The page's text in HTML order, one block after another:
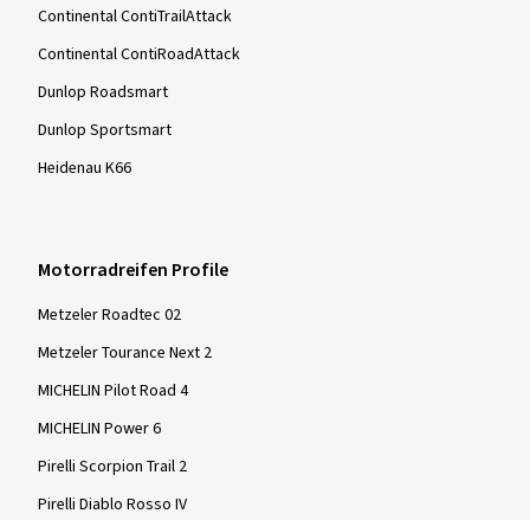
Continental ContiTrailAttack
Continental ContiRoadAttack
Dunlop Roadsmart
Dunlop Sportsmart
Heidenau K66
Motorradreifen Profile
Metzeler Roadtec 02
Metzeler Tourance Next 2
MICHELIN Pilot Road 4
MICHELIN Power 6
Pirelli Scorpion Trail 2
Pirelli Diablo Rosso IV